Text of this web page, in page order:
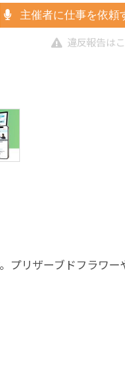
主催者に仕事を依頼
違反報告は
プリザーブドフラワ